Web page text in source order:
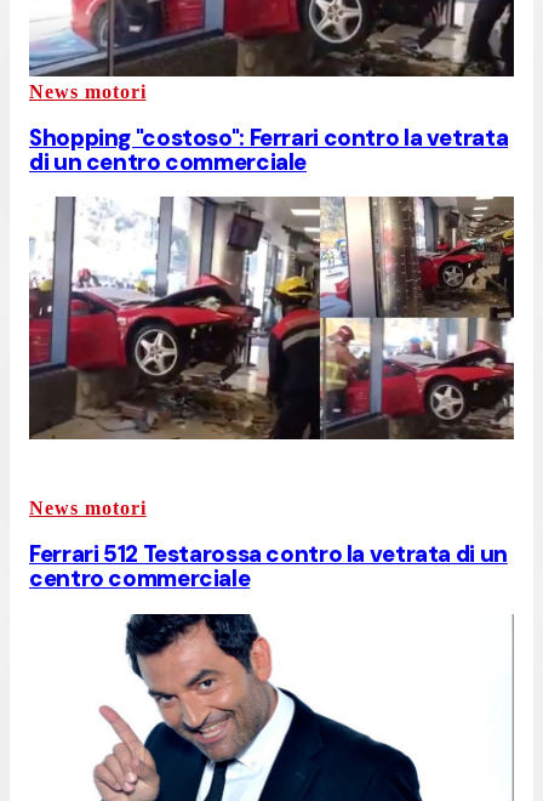
News motori
Shopping "costoso": Ferrari contro la vetrata
di un centro commerciale
News motori
Ferrari 512 Testarossa contro la vetrata di un
centro commerciale